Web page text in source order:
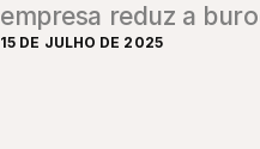
empresa reduz a
15 DE JULHO DE 2025